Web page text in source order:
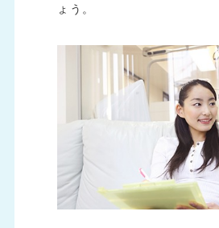
ょう。